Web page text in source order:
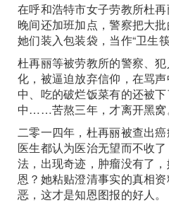
在呼和浩特市女子劳教所杜
晚间还加班加点，警察把大
她们装入包装袋，当作“卫生筷
杜再丽等被劳教所的警察、
化，被逼迫放弃信仰，在骂
中、吃的破烂饭菜有的还被
中……苦熬三年，才离开黑窝
二零一四年，杜再丽被查出
医生都认为医治无望而不收
法，出现奇迹，肿瘤没有了
恩？她粘贴澄清事实的真相
恶，这才是知恩图报的好人。